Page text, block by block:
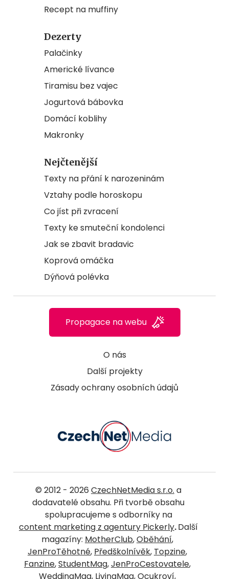
Recept na muffiny
Dezerty
Palačinky
Americké lívance
Tiramisu bez vajec
Jogurtová bábovka
Domácí koblihy
Makronky
Nejčtenější
Texty na přání k narozeninám
Vztahy podle horoskopu
Co jíst při zvracení
Texty ke smuteční kondolenci
Jak se zbavit bradavic
Koprová omáčka
Dýňová polévka
O nás
Další projekty
Zásady ochrany osobních údajů
Propagace na webu
© 2012 - 2026 CzechNetMedia s.r.o. a
dodavatelé obsahu. Při tvorbě obsahu
spolupracujeme s odborníky na
content marketing z agentury Pickerly.Další
magazíny: MotherClub,Oběhání,
JenProTěhotné, Předškolnívěk, Topzine,
Fanzine,StudentMag,JenProCestovatele,
WeddingMag, LivingMag,Ocukroví,